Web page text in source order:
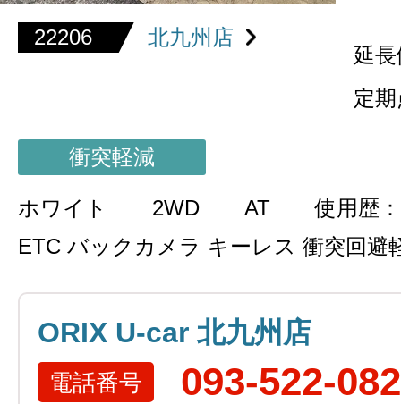
22206 北九州店
延
定
衝突軽減
ホワイト 2WD AT
使用歴
ETC バックカメラ キーレス 衝突回避
ORIX U-car 北九州店
電話番号 093-522-